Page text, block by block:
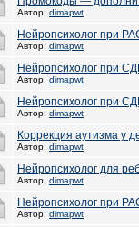
Автор: dimapwt
Нейропсихолог при
Автор: dimapwt
Нейропсихолог при
Автор: dimapwt
Нейропсихолог при
Автор: dimapwt
Коррекция аутизма у
Автор: dimapwt
Нейропсихолог для
Автор: dimapwt
Нейропсихолог при
Автор: dimapwt